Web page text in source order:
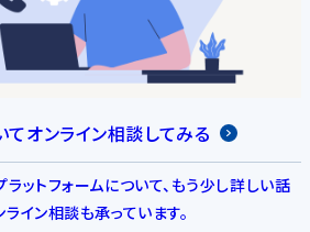
オンライン相談してみる
ットフォームについて、もう少し詳しい話
イン相談も承っています。